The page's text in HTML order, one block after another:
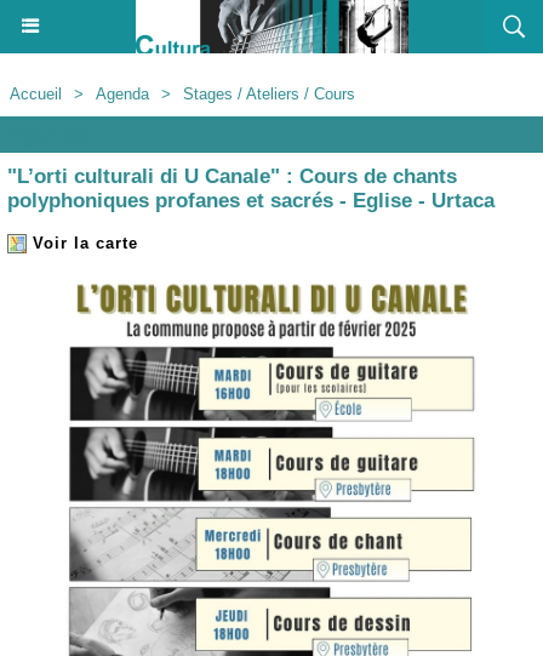
Accueil > Agenda > Stages / Ateliers / Cours
"L’orti culturali di U Canale" : Cours de chants
polyphoniques profanes et sacrés - Eglise - Urtaca
Voir la carte